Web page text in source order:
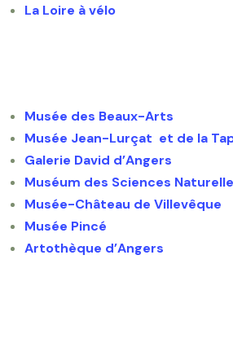
La Loire à vélo
Musée des Beaux-Arts
Musée Jean-Lurçat et de la
Galerie David d’Angers
Muséum des Sciences
Musée-Château de Villevêque
Musée Pincé
Artothèque d’Angers